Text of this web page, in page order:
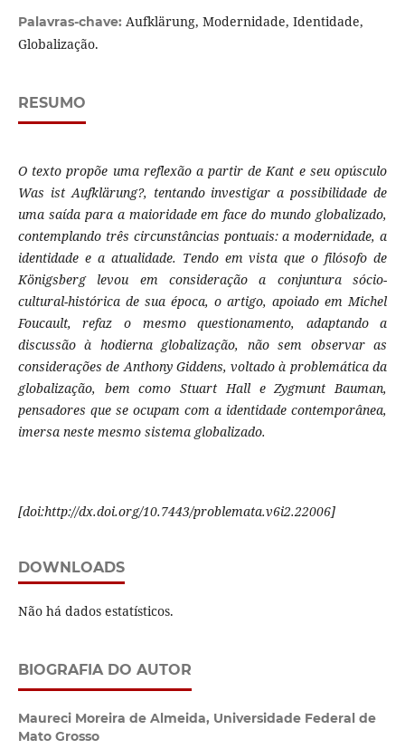
Palavras-chave: Aufklärung, Modernidade, Identidade,
Globalização.
RESUMO
O texto propõe uma reflexão a partir de Kant e seu opúsculo
Was ist Aufklärung?, tentando investigar a possibilidade de
uma saída para a maioridade em face do mundo globalizado,
contemplando três circunstâncias pontuais: a modernidade, a
identidade e a atualidade. Tendo em vista que o filósofo de
Königsberg levou em consideração a conjuntura sócio-
cultural-histórica de sua época, o artigo, apoiado em Michel
Foucault, refaz o mesmo questionamento, adaptando a
discussão à hodierna globalização, não sem observar as
considerações de Anthony Giddens, voltado à problemática da
globalização, bem como Stuart Hall e Zygmunt Bauman,
pensadores que se ocupam com a identidade contemporânea,
imersa neste mesmo sistema globalizado.
[doi:http://dx.doi.org/10.7443/problemata.v6i2.22006]
DOWNLOADS
Não há dados estatísticos.
BIOGRAFIA DO AUTOR
Maureci Moreira de Almeida, Universidade Federal de
Mato Grosso